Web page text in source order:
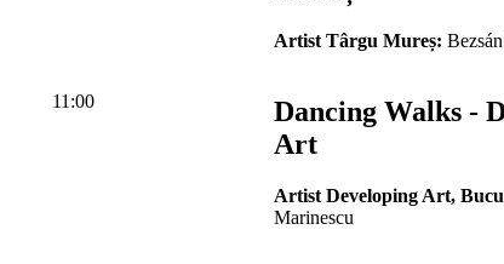
Artist Târgu Mureș:
11:00
Dancing Walks -
Art
Artist Developing Art,
Marinescu